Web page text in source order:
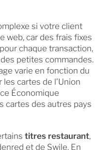
si votre client
web, car des frais fixes
chaque transaction,
petites commandes.
varie en fonction du
les cartes de l’Union
Économique
cartes des autres pays
titres restaurant,
et de Swile. En